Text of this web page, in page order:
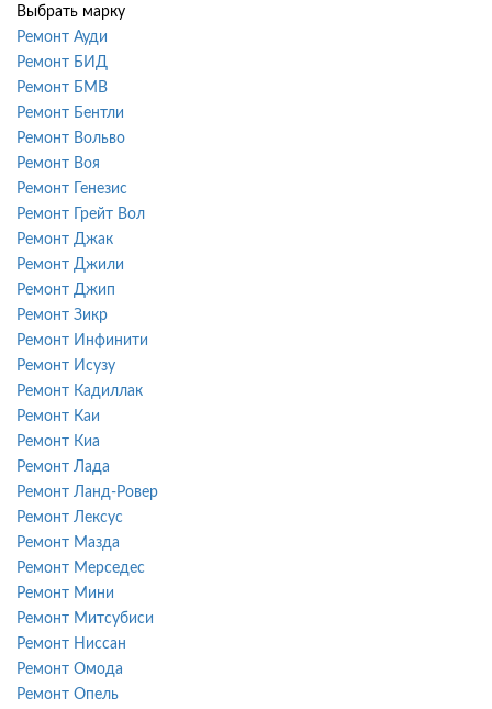
Выбрать марку
Ремонт Ауди
Ремонт БИД
Ремонт БМВ
Ремонт Бентли
Ремонт Вольво
Ремонт Воя
Ремонт Генезис
Ремонт Грейт Вол
Ремонт Джак
Ремонт Джили
Ремонт Джип
Ремонт Зикр
Ремонт Инфинити
Ремонт Исузу
Ремонт Кадиллак
Ремонт Каи
Ремонт Киа
Ремонт Лада
Ремонт Ланд-Ровер
Ремонт Лексус
Ремонт Мазда
Ремонт Мерседес
Ремонт Мини
Ремонт Митсубиси
Ремонт Ниссан
Ремонт Омода
Ремонт Опель